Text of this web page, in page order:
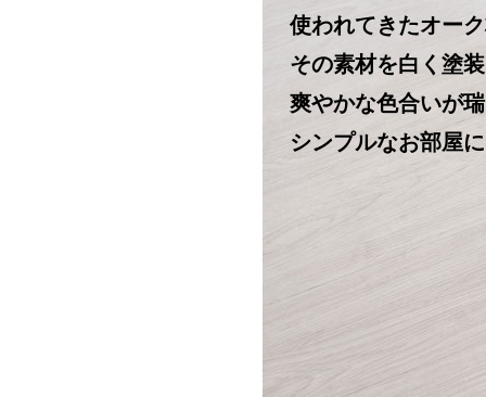
使われてきたオー
その素材を白く塗
爽やかな色合いが
シンプルなお部屋